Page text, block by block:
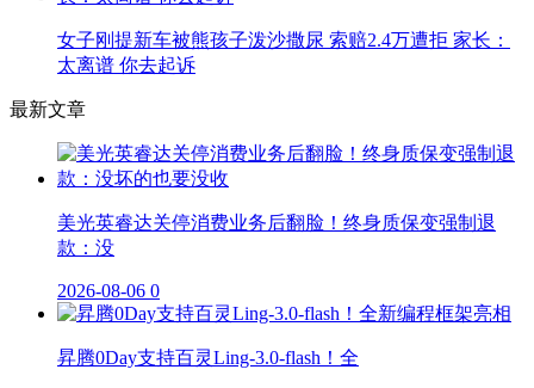
女子刚提新车被熊孩子泼沙撒尿 索赔2.4万遭拒 家长：
太离谱 你去起诉
最新文章
美光英睿达关停消费业务后翻脸！终身质保变强制退
款：没
2026-08-06 0
昇腾0Day支持百灵Ling-3.0-flash！全